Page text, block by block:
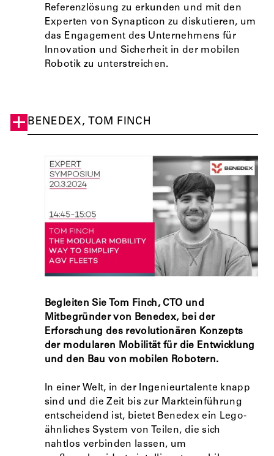
Referenzlösung zu erkunden und mit den
Experten von Synapticon zu diskutieren, um
das Engagement des Unternehmens für
Innovation und Sicherheit in der mobilen
Robotik zu unterstreichen.
BENEDEX, TOM FINCH
Begleiten Sie Tom Finch, CTO und
Mitbegründer von Benedex, bei der
Erforschung des revolutionären Konzepts
der modularen Mobilität für die Entwicklung
und den Bau von mobilen Robotern.
In einer Welt, in der Ingenieurtalente knapp
sind und die Zeit bis zur Markteinführung
entscheidend ist, bietet Benedex ein Lego-
ähnliches System von Teilen, die sich
nahtlos verbinden lassen, um